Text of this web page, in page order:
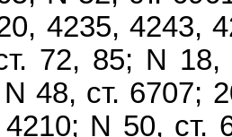
4235, 4243,
72, 85; N 18,
48, ст. 6707;
N 50, ст.